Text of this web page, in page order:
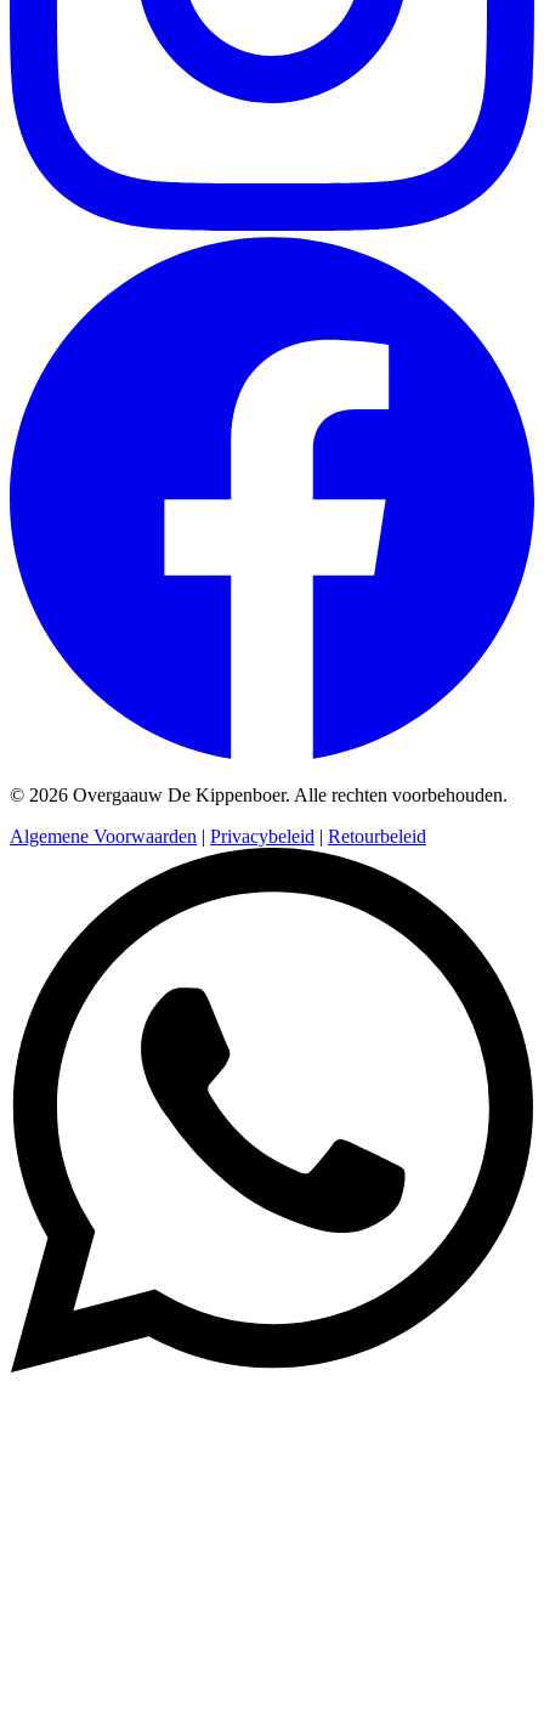
© 2026 Overgaauw De Kippenboer. Alle rechten voorbehouden.
Algemene Voorwaarden | Privacybeleid | Retourbeleid